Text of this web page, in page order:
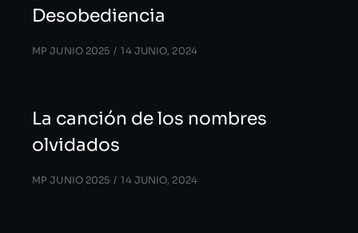
Desobediencia
MP JUNIO 2025 14 JUNIO, 2024
La canción de los nombres
olvidados
MP JUNIO 2025 14 JUNIO, 2024